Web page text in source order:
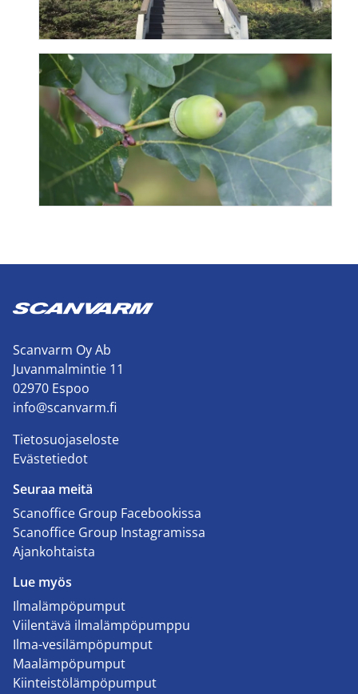
Scanvarm Oy Ab
Juvanmalmintie 11
02970 Espoo
info@scanvarm.fi
Tietosuojaseloste
Evästetiedot
Seuraa meitä
Scanoffice Group Facebookissa
Scanoffice Group Instagramissa
Ajankohtaista
Lue myös
Ilmalämpöpumput
Viilentävä ilmalämpöpumppu
Ilma-vesilämpöpumput
Maalämpöpumput
Kiinteistölämpöpumput